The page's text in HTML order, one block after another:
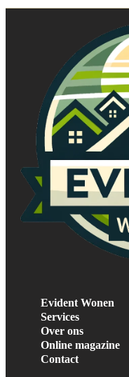
Evident Wonen
Services
Over ons
Online magazine
Contact